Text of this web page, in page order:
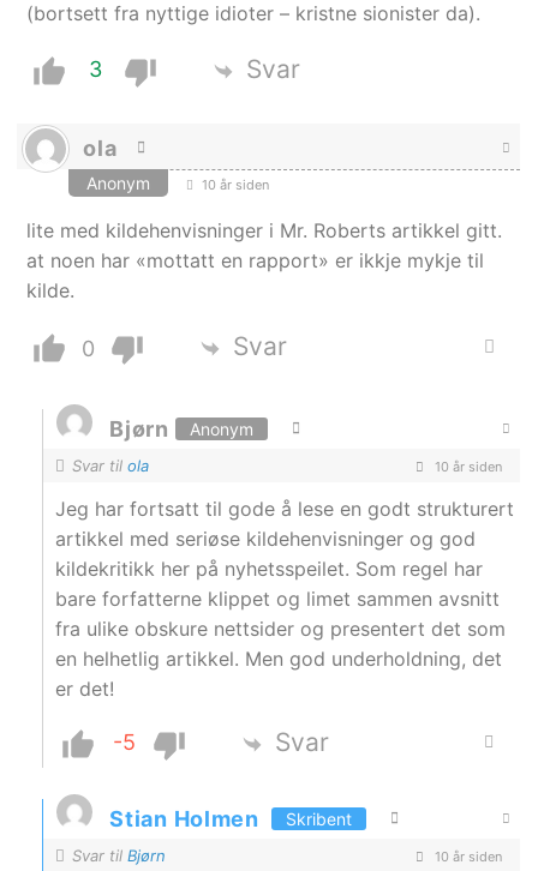
(bortsett fra nyttige idioter – kristne sionister da).
3 Svar
ola
Anonym 10 år siden
lite med kildehenvisninger i Mr. Roberts artikkel gitt.
at noen har «mottatt en rapport» er ikkje mykje til
kilde.
0 Svar
Bjørn Anonym
Svar tilola 10 år siden
Jeg har fortsatt til gode å lese en godt strukturert
artikkel med seriøse kildehenvisninger og god
kildekritikk her på nyhetsspeilet. Som regel har
bare forfatterne klippet og limet sammen avsnitt
fra ulike obskure nettsider og presentert det som
en helhetlig artikkel. Men god underholdning, det
er det!
-5 Svar
Stian Holmen Skribent
Svar tilBjørn 10 år siden